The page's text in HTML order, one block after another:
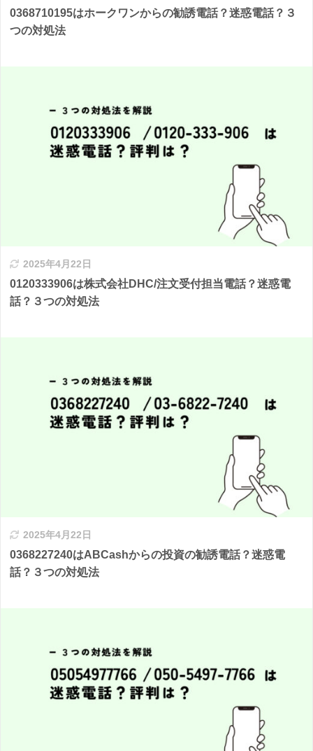
0368710195はホークワンからの勧誘電話？迷惑電話？３
つの対処法
2025年4月22日
0120333906は株式会社DHC/注文受付担当電話？迷惑電
話？３つの対処法
2025年4月22日
0368227240はABCashからの投資の勧誘電話？迷惑電
話？３つの対処法